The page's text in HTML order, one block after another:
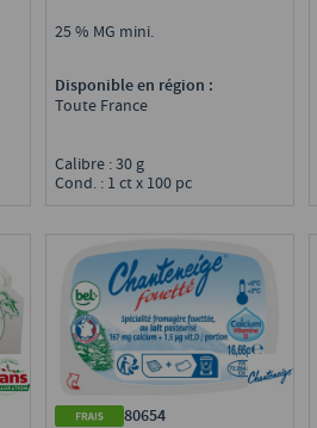
25 % MG mini.
Disponible en région :
Toute France
Calibre : 30 g
Cond. : 1 ct x 100 pc
80654